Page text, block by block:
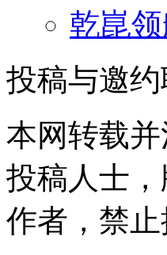
乾崑
投稿与邀
本网转载
投稿人士
作者，禁